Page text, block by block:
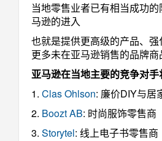
当地零售业者已有相当成功的
马逊的进入
也就是提供更高级的产品、
更多未在亚马逊销售的品牌商
亚马逊在当地主要的竞争对手
1. Clas Ohlson: 廉价DIY与居
2. Boozt AB: 时尚服饰零售商
3. Storytel: 线上电子书零售商